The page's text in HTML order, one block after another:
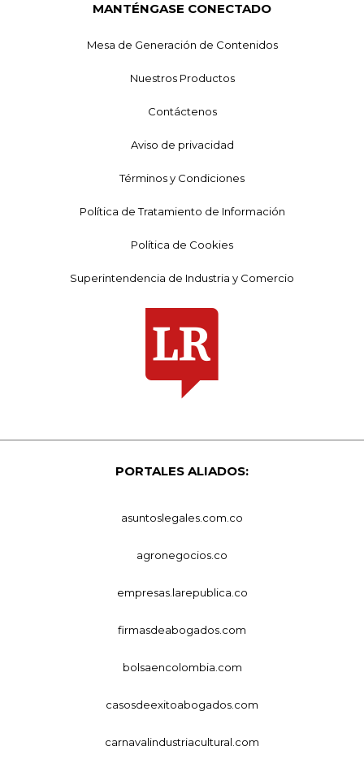
MANTÉNGASE CONECTADO
Mesa de Generación de Contenidos
Nuestros Productos
Contáctenos
Aviso de privacidad
Términos y Condiciones
Política de Tratamiento de Información
Política de Cookies
Superintendencia de Industria y Comercio
PORTALES ALIADOS:
asuntoslegales.com.co
agronegocios.co
empresas.larepublica.co
firmasdeabogados.com
bolsaencolombia.com
casosdeexitoabogados.com
carnavalindustriacultural.com